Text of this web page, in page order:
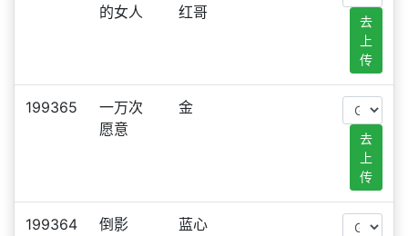
的女人
红哥
去
上
传
199365
一万次
愿意
金
去
上
传
199364 倒影
蓝心